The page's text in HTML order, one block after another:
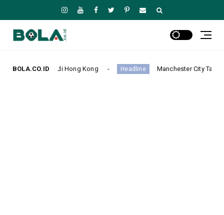
BOLA.CO.ID
Kong Headline Manchester City Taklukkan K-League Stars